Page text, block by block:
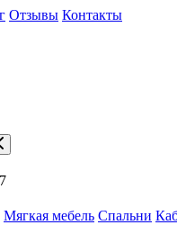
Отзывы Контакты
Мягкая мебель Спальни